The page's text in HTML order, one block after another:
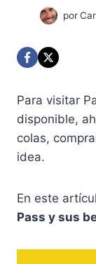
por
Para visitar
disponible,
colas,
idea.
En este
Pass y sus